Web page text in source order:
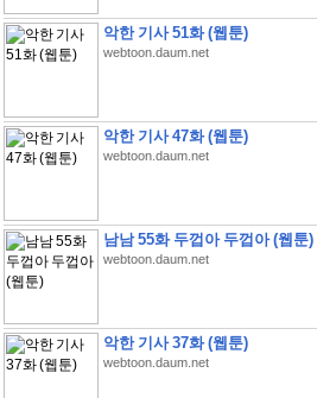
악한 기사 51화 (웹툰)
webtoon.daum.net
악한 기사 47화 (웹툰)
webtoon.daum.net
남남 55화 두껍아 두껍아 (웹툰)
webtoon.daum.net
악한 기사 37화 (웹툰)
webtoon.daum.net